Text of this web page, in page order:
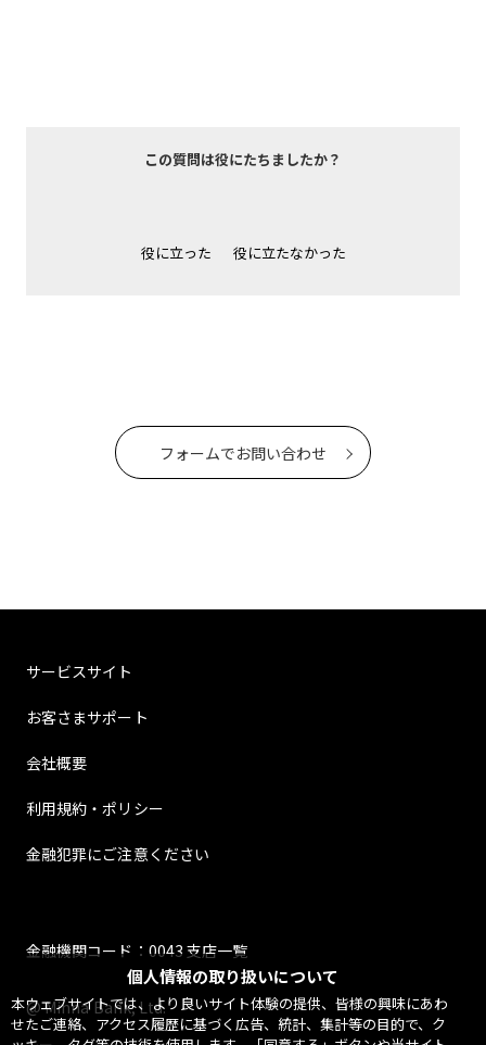
個人情報の取り扱いについて
本ウェブサイトでは、より良いサイト体験の提供、皆様の興味にあわ
せたご連絡、アクセス履歴に基づく広告、統計、集計等の目的で、ク
この質問は役にたちましたか？
役に立った 役に立たなかった
フォームでお問い合わせ
サービスサイト
お客さまサポート
会社概要
利用規約・ポリシー
金融犯罪にご注意ください
金融機関コード：0043 支店一覧
@ Minna Bank, Ltd.